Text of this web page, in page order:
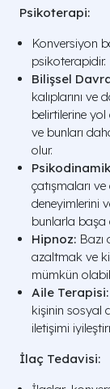
Psikoterapi:
Konversiyon
psikoterapidir.
Bilişsel
kalıplarını ve
belirtilerine yol
ve bunları
olur.
çatışmaları
deneyimlerini
bunlarla başa
Hipnoz:
azaltmak ve
mümkün
Aile Terapisi:
kişinin sosyal
iletişimi
İlaç Tedavisi: